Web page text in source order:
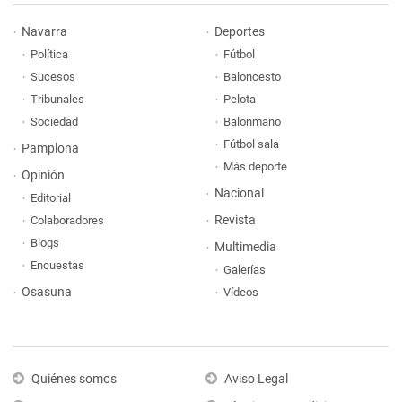
Navarra
Política
Sucesos
Tribunales
Sociedad
Pamplona
Opinión
Editorial
Colaboradores
Blogs
Encuestas
Osasuna
Deportes
Fútbol
Baloncesto
Pelota
Balonmano
Fútbol sala
Más deporte
Nacional
Revista
Multimedia
Galerías
Vídeos
Quiénes somos
Aviso Legal